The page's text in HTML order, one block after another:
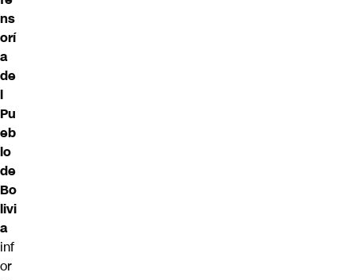
ns
orí
a
de
l
Pu
eb
lo
de
Bo
livi
a
inf
or